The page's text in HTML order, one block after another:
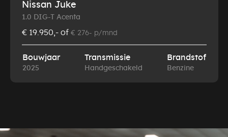
Nissan Juke
1.0 DIG-T Acenta
€ 19.950,- of € 276- p/mnd
Bouwjaar
2025
Transmissie
Handgeschakeld
Brandstof
Benzine